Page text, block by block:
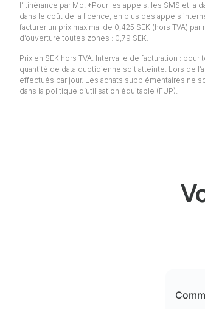
l’itinérance par Mo. *Pour les appels, les SMS et la
dans le coût de la licence, en plus des appels
facturer un prix maximal de 0,425 SEK (hors TVA)
d’ouverture toutes zones : 0,79 SEK.
Prix en SEK hors TVA. Intervalle de facturation :
quantité de data quotidienne soit atteinte. Lors de
effectués par jour. Les achats supplémentaires ne
dans la politique d’utilisation équitable (FUP).